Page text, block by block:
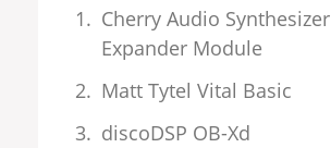
Cherry Audio Synthesizer
Expander Module
Matt Tytel Vital Basic
discoDSP OB-Xd